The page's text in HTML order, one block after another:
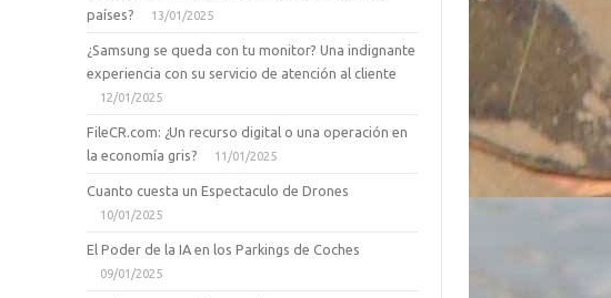
países?
13/01/2025
¿Samsung se queda con tu monitor? Una indignante
experiencia con su servicio de atención al cliente
12/01/2025
FileCR.com: ¿Un recurso digital o una operación en
la economía gris?
11/01/2025
Cuanto cuesta un Espectaculo de Drones
10/01/2025
El Poder de la IA en los Parkings de Coches
09/01/2025